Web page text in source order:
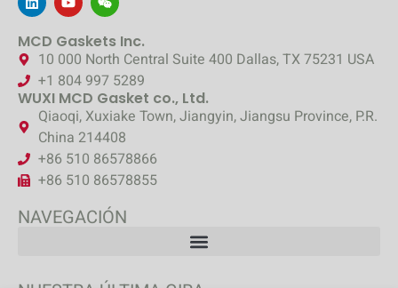
MCD Gaskets Inc.
10 000 North Central Suite 400 Dallas, TX 75231 USA
+1 804 997 5289
WUXI MCD Gasket co., Ltd.
Qiaoqi, Xuxiake Town, Jiangyin, Jiangsu Province, P.R.
China 214408
+86 510 86578866
+86 510 86578855
NAVEGACIÓN